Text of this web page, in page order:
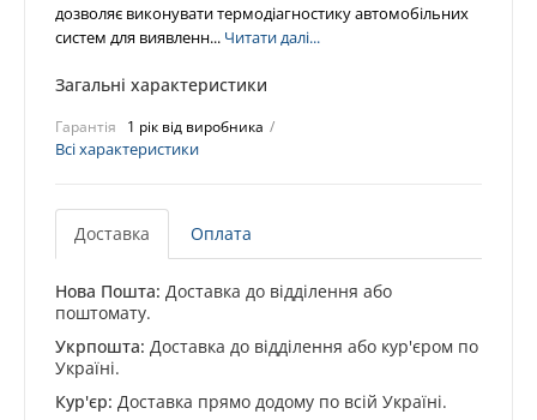
дозволяє виконувати термодіагностику автомобільних
систем для виявленн... Читати далі...
Загальні характеристики
Гарантія 1 рік від виробника
Всі характеристики
Доставка Оплата
Нова Пошта: Доставка до відділення або
поштомату.
Укрпошта: Доставка до відділення або кур'єром по
Україні.
Кур'єр: Доставка прямо додому по всій Україні.